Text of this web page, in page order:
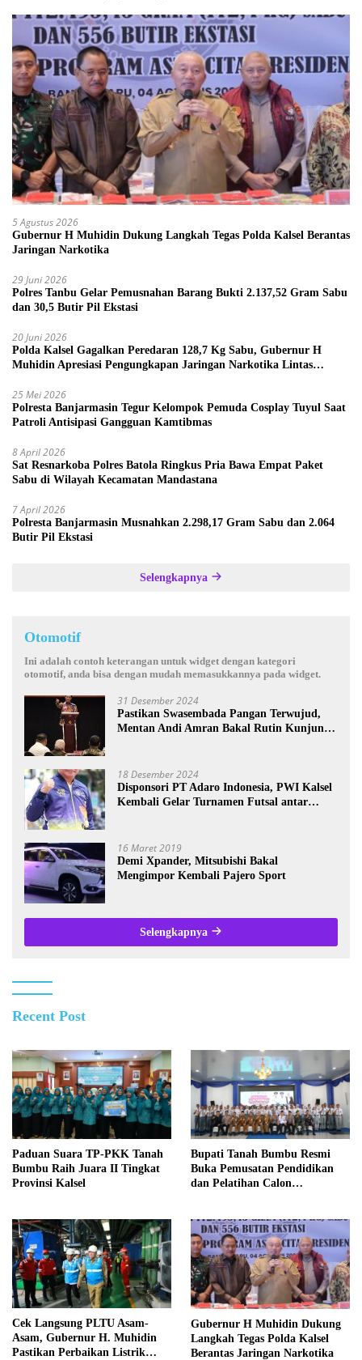
5 Agustus 2026
Gubernur H Muhidin Dukung Langkah Tegas Polda Kalsel Berantas
Jaringan Narkotika
29 Juni 2026
Polres Tanbu Gelar Pemusnahan Barang Bukti 2.137,52 Gram Sabu
dan 30,5 Butir Pil Ekstasi
20 Juni 2026
Polda Kalsel Gagalkan Peredaran 128,7 Kg Sabu, Gubernur H
Muhidin Apresiasi Pengungkapan Jaringan Narkotika Lintas
25 Mei 2026
Polresta Banjarmasin Tegur Kelompok Pemuda Cosplay Tuyul Saat
Patroli Antisipasi Gangguan Kamtibmas
8 April 2026
Sat Resnarkoba Polres Batola Ringkus Pria Bawa Empat Paket
Sabu di Wilayah Kecamatan Mandastana
7 April 2026
Polresta Banjarmasin Musnahkan 2.298,17 Gram Sabu dan 2.064
Butir Pil Ekstasi
Selengkapnya
Otomotif
Ini adalah contoh keterangan untuk widget dengan kategori
otomotif, anda bisa dengan mudah memasukkannya pada widget.
31 Desember 2024
Pastikan Swasembada Pangan Terwujud,
Mentan Andi Amran Bakal Rutin Kunjungi
18 Desember 2024
Disponsori PT Adaro Indonesia, PWI Kalsel
Kembali Gelar Turnamen Futsal antar
16 Maret 2019
Demi Xpander, Mitsubishi Bakal
Mengimpor Kembali Pajero Sport
Selengkapnya
Recent Post
Paduan Suara TP-PKK Tanah
Bumbu Raih Juara II Tingkat
Provinsi Kalsel
Bupati Tanah Bumbu Resmi
Buka Pemusatan Pendidikan
dan Pelatihan Calon
Cek Langsung PLTU Asam-
Asam, Gubernur H. Muhidin
Pastikan Perbaikan Listrik
Gubernur H Muhidin Dukung
Langkah Tegas Polda Kalsel
Berantas Jaringan Narkotika